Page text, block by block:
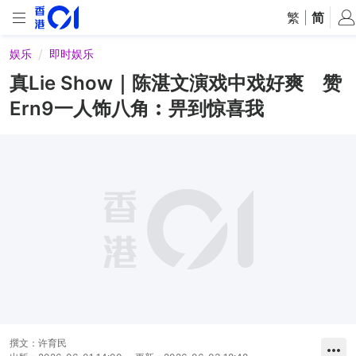
繁 简
娱乐 即时娱乐
真Lie Show｜陈湛文演戏中戏好爽 赞
Ern9一人饰八角︰畀到惊喜我
撰文： 许育民